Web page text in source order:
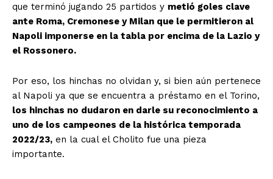
que terminó jugando 25 partidos y metió goles clave
ante Roma, Cremonese y Milan que le permitieron al
Napoli imponerse en la tabla por encima de la Lazio y
el Rossonero.
Por eso, los hinchas no olvidan y, si bien aún pertenece
al Napoli ya que se encuentra a préstamo en el Torino,
los hinchas no dudaron en darle su reconocimiento a
uno de los campeones de la histórica temporada
2022/23, en la cual el Cholito fue una pieza
importante.